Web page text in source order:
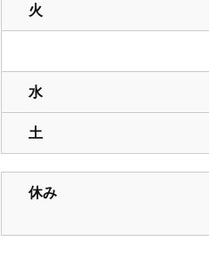
火
水
土
休み